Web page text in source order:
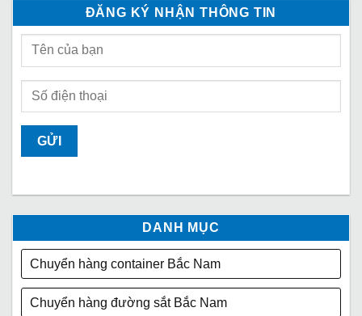
ĐĂNG KÝ NHẬN THÔNG TIN
DANH MỤC
Chuyển hàng container Bắc Nam
Chuyển hàng đường sắt Bắc Nam